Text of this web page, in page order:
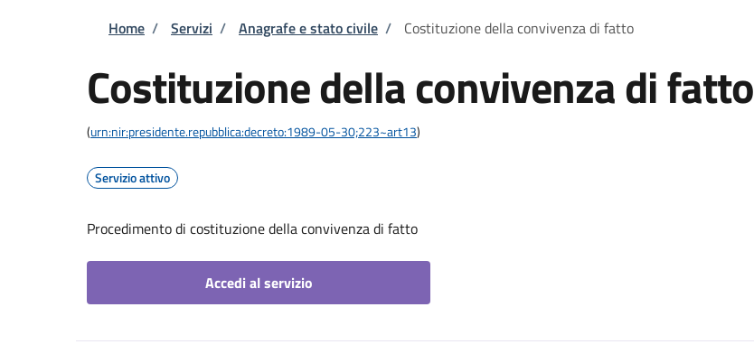
Briciole di pane
Home / Servizi / Anagrafe e stato civile / Costituzione della convivenza di fatto
Costituzione della convivenza di fatto
(urn:nir:presidente.repubblica:decreto:1989-05-30;223~art13)
Servizio attivo
Procedimento di costituzione della convivenza di fatto
Accedi al servizio